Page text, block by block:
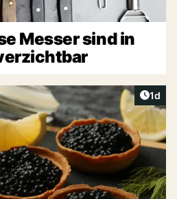
Messer sind in
1d